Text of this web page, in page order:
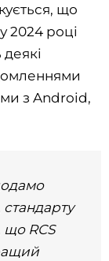
що
2024 році
з Android,
RCS